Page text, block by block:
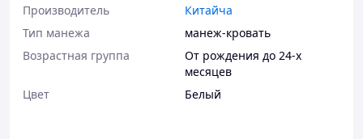
Производитель
Китайча
Тип манежа
манеж-кровать
Возрастная группа
От рождения до 24-х
месяцев
Цвет
Белый